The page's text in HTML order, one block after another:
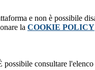
e non è possibile
la COOKIE POLICY
consultare